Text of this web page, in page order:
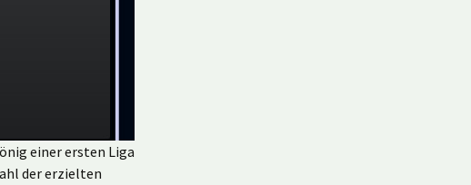
einer ersten Liga
der erzielten